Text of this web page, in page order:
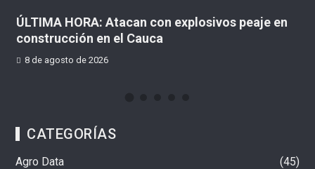
en
¡Hable inglés sin miedo! Suba tendrá
gratuitas de conversación
8 de agosto de 2026
CATEGORÍAS
Agro Data
45